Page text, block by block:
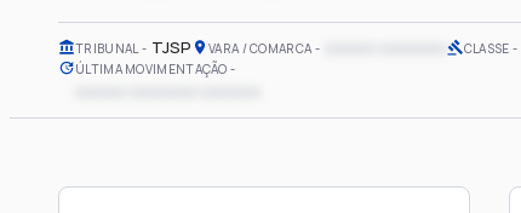
TRIBUNAL TJSP VARA / COMARCA CLASSE
ÚLTIMA MOVIMENTAÇÃO